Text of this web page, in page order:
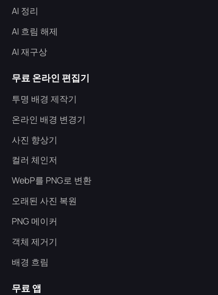
AI 정리
AI 흐림 해제
AI 재구상
무료 온라인 편집기
투명 배경 제작기
온라인 배경 변경기
사진 향상기
컬러 체인저
WebP를 PNG로 변환
오래된 사진 복원
PNG 메이커
객체 제거기
배경 흐림
무료 앱